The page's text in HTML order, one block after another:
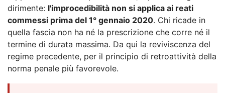
dirimente: l'improcedibilità non si applica ai reati
commessi prima del 1° gennaio 2020. Chi ricade in
quella fascia non ha né la prescrizione che corre né il
termine di durata massima. Da qui la reviviscenza del
regime precedente, per il principio di retroattività della
norma penale più favorevole.